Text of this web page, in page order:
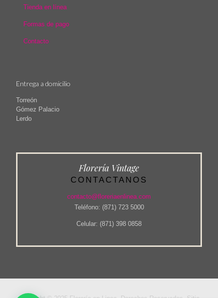
Tienda en línea
Formas de pago
Contacto
Entrega a domicilio
Torreón
Gómez Palacio
Lerdo
Florería Vintage
CONTACTANOS
contacto@floreriaenlinea.com
Teléfono: (871) 723 5000
Celular: (871) 398 0858